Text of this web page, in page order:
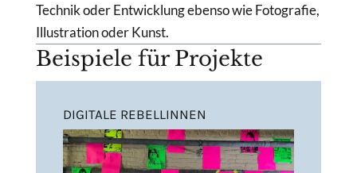
Technik oder Entwicklung ebenso wie Fotografie,
Illustration oder Kunst.
Beispiele für Projekte
DIGITALE REBELLINNEN